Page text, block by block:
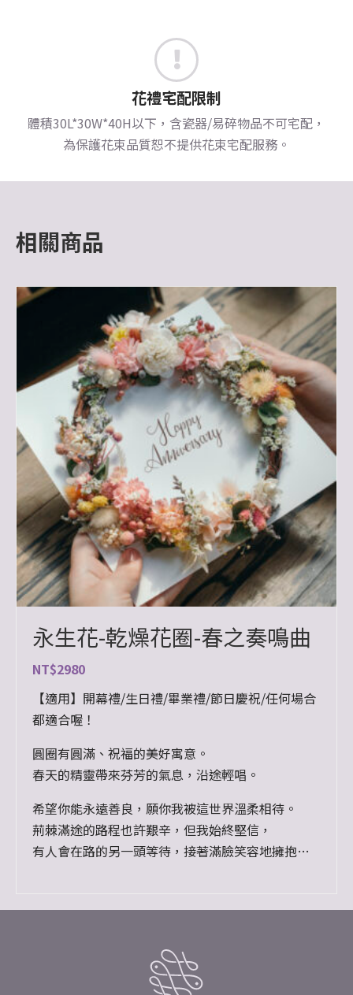
花禮宅配限制
體積30L*30W*40H以下，含瓷器/易碎物品不可宅配，
為保護花束品質恕不提供花束宅配服務。
相關商品
永生花-乾燥花圈-春之奏鳴曲
NT$2980
【適用】開幕禮/生日禮/畢業禮/節日慶祝/任何場合
都適合喔！
圓圈有圓滿、祝福的美好寓意。
春天的精靈帶來芬芳的氣息，沿途輕唱。
希望你能永遠善良，願你我被這世界溫柔相待。
荊棘滿途的路程也許艱辛，但我始終堅信，
有人會在路的另一頭等待，接著滿臉笑容地擁抱